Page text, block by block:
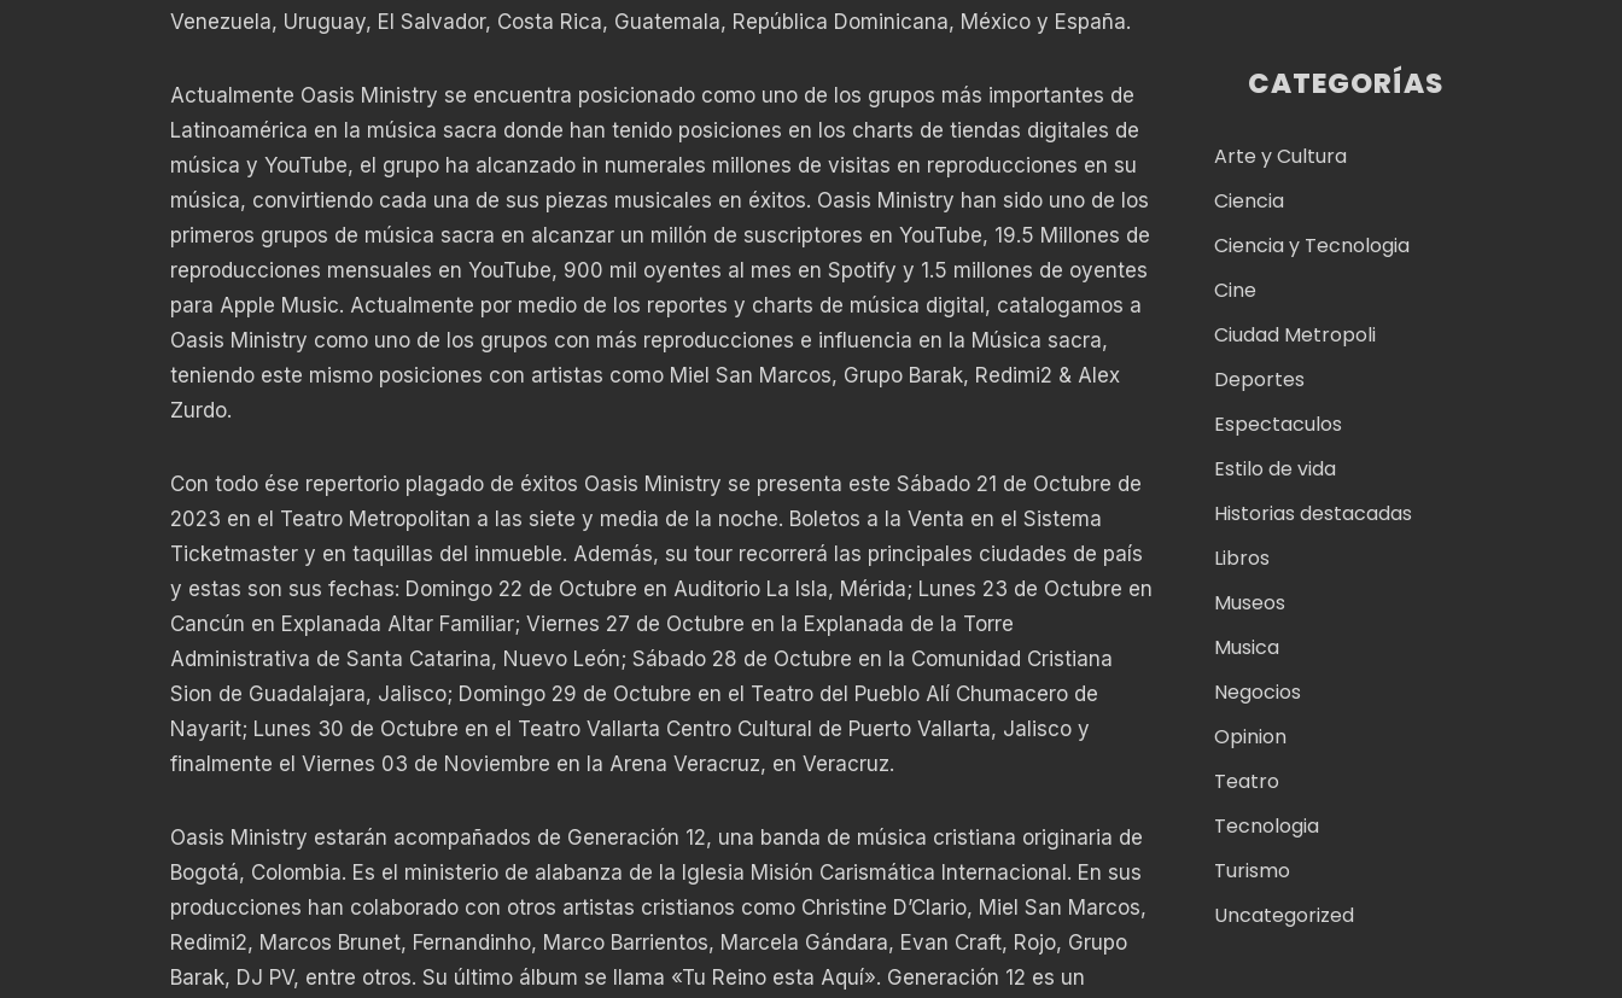
Venezuela, Uruguay, El Salvador, Costa Rica, Guatemala, República Dominicana, México y España.
Actualmente Oasis Ministry se encuentra posicionado como uno de los grupos más importantes de
Latinoamérica en la música sacra donde han tenido posiciones en los charts de tiendas digitales de
música y YouTube, el grupo ha alcanzado in numerales millones de visitas en reproducciones en su
música, convirtiendo cada una de sus piezas musicales en éxitos. Oasis Ministry han sido uno de los
primeros grupos de música sacra en alcanzar un millón de suscriptores en YouTube, 19.5 Millones de
reproducciones mensuales en YouTube, 900 mil oyentes al mes en Spotify y 1.5 millones de oyentes
para Apple Music. Actualmente por medio de los reportes y charts de música digital, catalogamos a
Oasis Ministry como uno de los grupos con más reproducciones e influencia en la Música sacra,
teniendo este mismo posiciones con artistas como Miel San Marcos, Grupo Barak, Redimi2 & Alex
Zurdo.
Con todo ése repertorio plagado de éxitos Oasis Ministry se presenta este Sábado 21 de Octubre de
2023 en el Teatro Metropolitan a las siete y media de la noche. Boletos a la Venta en el Sistema
Ticketmaster y en taquillas del inmueble. Además, su tour recorrerá las principales ciudades de país
y estas son sus fechas: Domingo 22 de Octubre en Auditorio La Isla, Mérida; Lunes 23 de Octubre en
Cancún en Explanada Altar Familiar; Viernes 27 de Octubre en la Explanada de la Torre
Administrativa de Santa Catarina, Nuevo León; Sábado 28 de Octubre en la Comunidad Cristiana
Sion de Guadalajara, Jalisco; Domingo 29 de Octubre en el Teatro del Pueblo Alí Chumacero de
Nayarit; Lunes 30 de Octubre en el Teatro Vallarta Centro Cultural de Puerto Vallarta, Jalisco y
finalmente el Viernes 03 de Noviembre en la Arena Veracruz, en Veracruz.
Oasis Ministry estarán acompañados de Generación 12, una banda de música cristiana originaria de
Bogotá, Colombia. Es el ministerio de alabanza de la Iglesia Misión Carismática Internacional. En sus
producciones han colaborado con otros artistas cristianos como Christine D’Clario, Miel San Marcos,
Redimi2, Marcos Brunet, Fernandinho, Marco Barrientos, Marcela Gándara, Evan Craft, Rojo, Grupo
Barak, DJ PV, entre otros. Su último álbum se llama «Tu Reino esta Aquí». Generación 12 es un
CATEGORÍAS
Arte y Cultura
Ciencia
Ciencia y Tecnologia
Cine
Ciudad Metropoli
Deportes
Espectaculos
Estilo de vida
Historias destacadas
Libros
Museos
Musica
Negocios
Opinion
Teatro
Tecnologia
Turismo
Uncategorized